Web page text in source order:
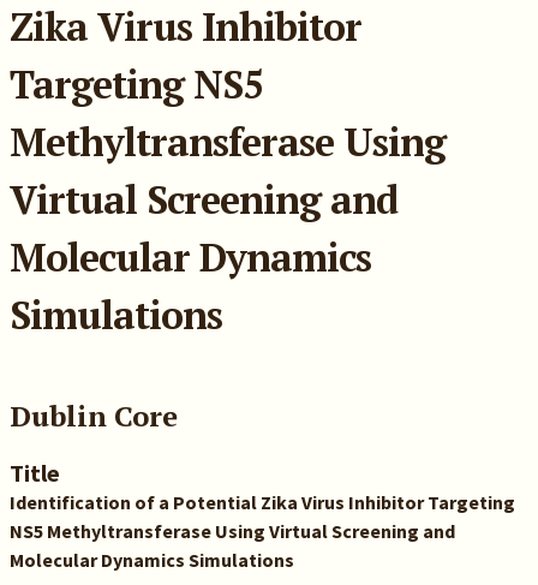
Zika Virus Inhibitor
Targeting NS5
Methyltransferase Using
Virtual Screening and
Molecular Dynamics
Simulations
Dublin Core
Title
Identification of a Potential Zika Virus Inhibitor Targeting
NS5 Methyltransferase Using Virtual Screening and
Molecular Dynamics Simulations